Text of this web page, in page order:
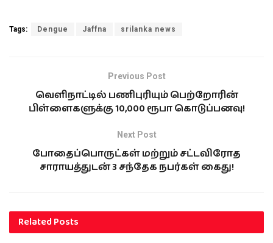
வருடத்தைவிட இந்த
Tags: Dengue Jaffna srilanka news
Previous Post
வெளிநாட்டில் பணிபுரியும் பெற்றோரின்
பிள்ளைகளுக்கு 10,000 ரூபா கொடுப்பனவு!
Next Post
போதைப்பொருட்கள் மற்றும் சட்டவிரோத
சாராயத்துடன் 3 சந்தேக நபர்கள் கைது!
RelatedPosts